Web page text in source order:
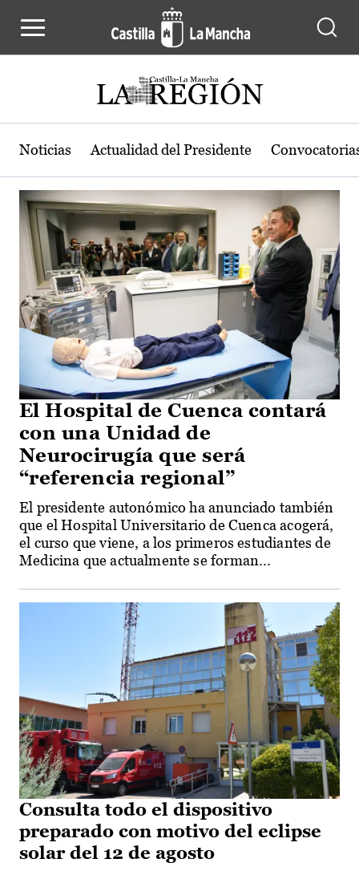
Actualidad de la región de Castilla-
Noticias Actualidad del Presidente
El Hospital de Cuenca contará
con una Unidad de
Neurocirugía que será
“referencia regional”
El presidente autonómico ha anunciado también
que el Hospital Universitario de Cuenca acogerá,
el curso que viene, a los primeros estudiantes de
Medicina que actualmente se forman...
Consulta todo el dispositivo
preparado con motivo del eclipse
solar del 12 de agosto